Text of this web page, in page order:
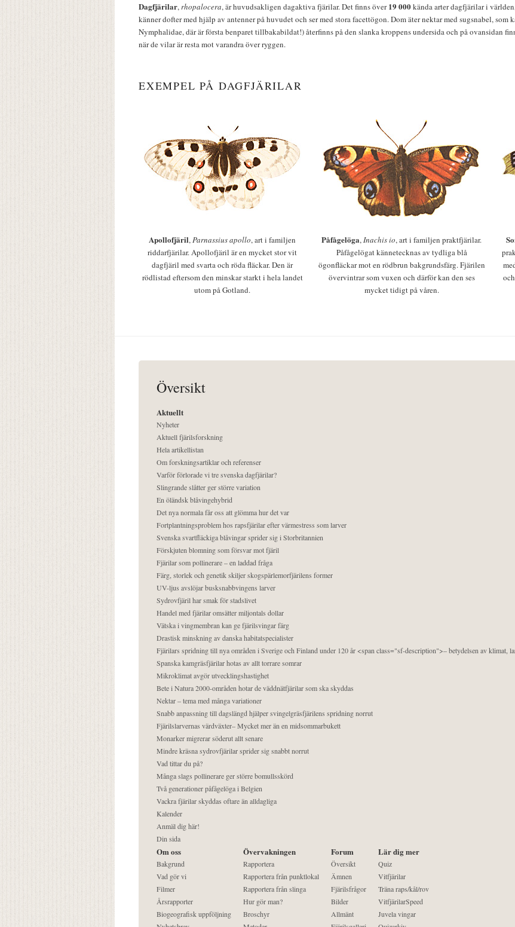
Dagfjärilar,rhopalocera, är huvudsakligen dagaktiva fjärilar. Det finns över19 000kända arter dagfjärilar i
känner dofter med hjälp av antenner på huvudet och ser med stora facettögon. Dom äter nektar med sugsnabel, som
Nymphalidae, där är första benparet tillbakabildat!) återfinns på den slanka kroppens undersida och på ovansidan
när de vilar är resta mot varandra över ryggen.
EXEMPEL PÅ DAGFJÄRILAR
Apollofjäril,Parnassius apollo, art i familjen
riddarfjärilar. Apollofjäril är en mycket stor vit
dagfjäril med svarta och röda fläckar. Den är
rödlistad eftersom den minskar starkt i hela landet
utom på Gotland.
Påfågelöga,Inachis io, art i familjen praktfjärilar.
Påfågelögat kännetecknas av tydliga blå
ögonfläckar mot en rödbrun bakgrundsfärg. Fjärilen
övervintrar som vuxen och därför kan den ses
mycket tidigt på våren.
Översikt
Aktuellt
Nyheter
Aktuell fjärilsforskning
Hela artikellistan
Om forskningsartiklar och referenser
Varför förlorade vi tre svenska dagfjärilar?
Slingrande slåtter ger större variation
En öländsk blåvingehybrid
Det nya normala får oss att glömma hur det var
Fortplantningsproblem hos rapsfjärilar efter värmestress som larver
Svenska svartfläckiga blåvingar sprider sig i Storbritannien
Förskjuten blomning som försvar mot fjäril
Fjärilar som pollinerare – en laddad fråga
Färg, storlek och genetik skiljer skogspärlemorfjärilens former
UV-ljus avslöjar busksnabbvingens larver
Sydrovfjäril har smak för stadslivet
Handel med fjärilar omsätter miljontals dollar
Vätska i vingmembran kan ge fjärilsvingar färg
Drastisk minskning av danska habitatspecialister
Fjärilars spridning till nya områden i Sverige och Finland under 120 år <span class="sf-description">– betydelsen av klimat,
Spanska kamgräsfjärilar hotas av allt torrare somrar
Mikroklimat avgör utvecklingshastighet
Bete i Natura 2000-områden hotar de väddnätfjärilar som ska skyddas
Nektar – tema med många variationer
Snabb anpassning till dagslängd hjälper svingelgräsfjärilens spridning norrut
Fjärilslarvernas värdväxter– Mycket mer än en midsommarbukett
Monarker migrerar söderut allt senare
Mindre kräsna sydrovfjärilar sprider sig snabbt norrut
Vad tittar du på?
Många slags pollinerare ger större bomullsskörd
Två generationer påfågelöga i Belgien
Vackra fjärilar skyddas oftare än alldagliga
Kalender
Anmäl dig här!
Din sida
Om oss
Bakgrund
Vad gör vi
Filmer
Årsrapporter
Biogeografisk uppföljning
Övervakningen
Rapportera
Rapportera från punktlokal
Rapportera från slinga
Hur gör man?
Broschyr
Forum
Översikt
Ämnen
Fjärilsfrågor
Bilder
Allmänt
Lär dig mer
Quiz
Vitfjärilar
Träna raps/kål/rov
VitfjärilarSpeed
Juvela vingar